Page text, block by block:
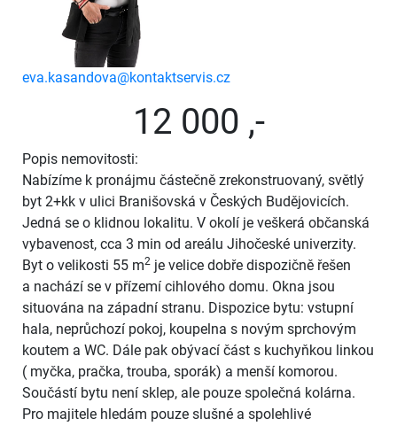
eva.kasandova@kontaktservis.cz
12 000 ,-
Popis nemovitosti:
Nabízíme k pronájmu částečně zrekonstruovaný, světlý
byt 2+kk v ulici Branišovská v Českých Budějovicích.
Jedná se o klidnou lokalitu. V okolí je veškerá občanská
vybavenost, cca 3 min od areálu Jihočeské univerzity.
Byt o velikosti 55 m2 je velice dobře dispozičně řešen
a nachází se v přízemí cihlového domu. Okna jsou
situována na západní stranu. Dispozice bytu: vstupní
hala, neprůchozí pokoj, koupelna s novým sprchovým
koutem a WC. Dále pak obývací část s kuchyňkou linkou
( myčka, pračka, trouba, sporák) a menší komorou.
Součástí bytu není sklep, ale pouze společná kolárna.
Pro majitele hledám pouze slušné a spolehlivé